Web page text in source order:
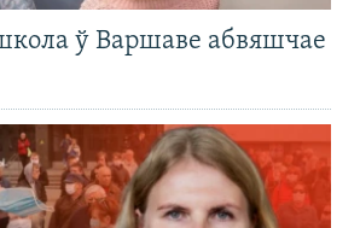
ў Варшаве абвяшчае